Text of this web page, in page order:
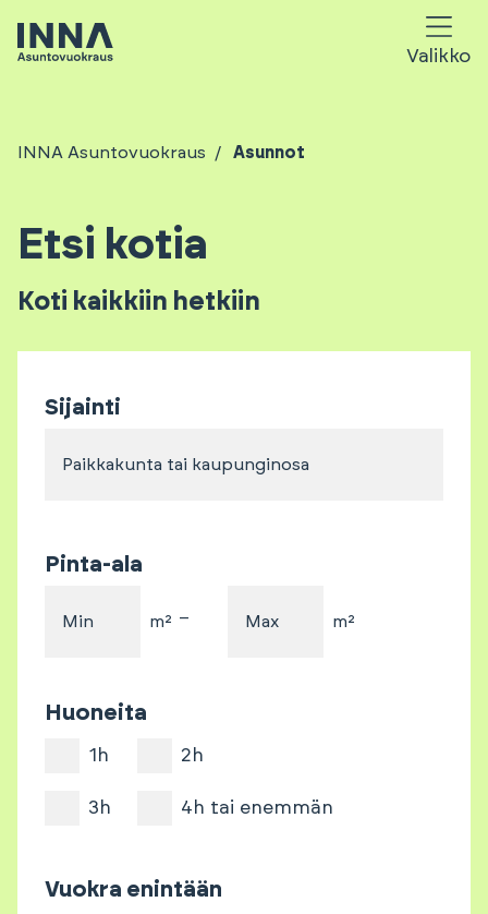
Valikko
INNA Asuntovuokraus Asunnot
Etsi kotia
Koti kaikkiin hetkiin
Sijainti
Paikkakunta tai kaupunginosa
Pinta-ala
Min m² – Max m²
Huoneita
1h 2h
3h 4h tai enemmän
Vuokra enintään